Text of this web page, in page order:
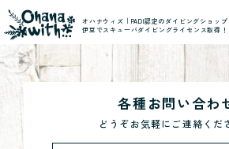
オハナウィズ｜PADI認定のダイビングショップ
伊豆でスキューバダイビングライセンス取得！
各種お問い合わ
どうぞお気軽にご連絡くだ